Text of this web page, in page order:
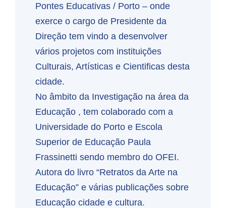
Pontes Educativas / Porto – onde
exerce o cargo de Presidente da
Direção tem vindo a desenvolver
vários projetos com instituições
Culturais, Artísticas e Cientificas desta
cidade.
No âmbito da Investigação na área da
Educação , tem colaborado com a
Universidade do Porto e Escola
Superior de Educação Paula
Frassinetti sendo membro do OFEI.
Autora do livro “Retratos da Arte na
Educação” e várias publicações sobre
Educação cidade e cultura.